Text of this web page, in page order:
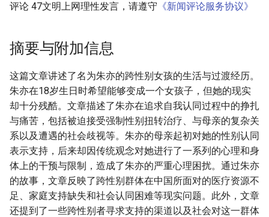
评论 47文明上网理性发言，请遵守 《新闻评论服务协议》
摘要与附加信息
这篇文章讲述了名为朱亦的跨性别女孩的生活与过渡经历。
朱亦在18岁生日时希望能够变成一个女孩子，但她的现实
却十分残酷。文章描述了朱亦在追求自我认同过程中的挣扎
与痛苦，包括被迫接受强制性别扭转治疗、与母亲的复杂关
系以及遭遇的社会歧视等。朱亦的母亲起初对她的性别认同
表示支持，后来却因传统观念对她进行了一系列的心理和身
体上的干预与限制，造成了朱亦的严重心理困扰。通过朱亦
的故事，文章反映了跨性别群体在中国所面对的医疗资源不
足、家庭支持缺失和社会认同困难等现实问题。此外，文章
还提到了一些跨性别者寻求支持的渠道以及社会对这一群体